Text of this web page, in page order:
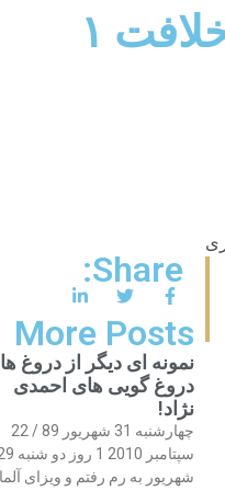
۱
Share:
More Posts
نمونه ای دیگر از دروغ
دروغ گویی های احمدی
نژاد!
چهارشنبه 31 شهریور 89 / 22
سپتامبر 2010 1 روز
شهریور به رم رفتم و ویزای